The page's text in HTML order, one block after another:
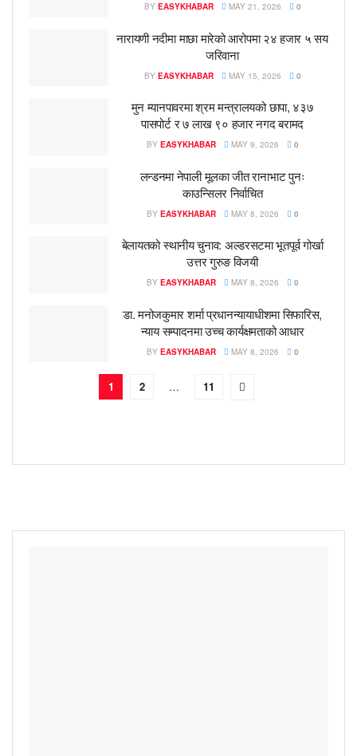
BY EASYKHABAR MAY 21, 2026 0
नारायणी नदीमा माछा मारेको आरोपमा २४ हजार ५ सय
जरिवाना
BY EASYKHABAR MAY 15, 2026 0
मुन म्यानपावरमा श्रम मन्त्रालयको छापा, ४३७
पासपोर्ट र ७ लाख ९० हजार नगद बरामद
BY EASYKHABAR MAY 9, 2026 0
लन्डनमा नेपाली मूलका जीत रानाभाट पुनः
काउन्सिलर निर्वाचित
BY EASYKHABAR MAY 8, 2026 0
बेलायतको स्थानीय चुनाव: अल्डरसटमा भूतपूर्व गोर्खा
उत्तर गुरुङ विजयी
BY EASYKHABAR MAY 8, 2026 0
डा. मनोजकुमार शर्मा प्रधानन्यायाधीशमा सिफारिस,
न्याय सम्पादनमा उच्च कार्यक्षमताको आधार
BY EASYKHABAR MAY 8, 2026 0
1 2 … 11